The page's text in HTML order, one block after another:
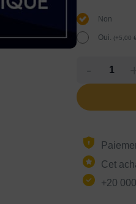
Non
Oui. (+5,00 €
Cet
+20